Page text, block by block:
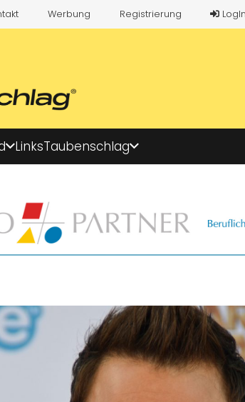
Werbung Registrierung LogIn
LinksTaubenschlag